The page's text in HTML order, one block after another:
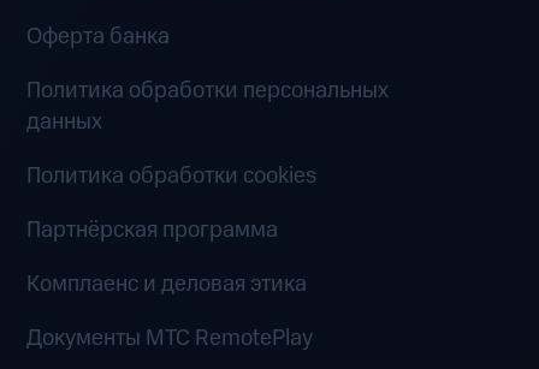
Оферта банка
Политика обработки персональных
данных
Политика обработки cookies
Партнёрская программа
Комплаенс и деловая этика
Документы MTC RemotePlay